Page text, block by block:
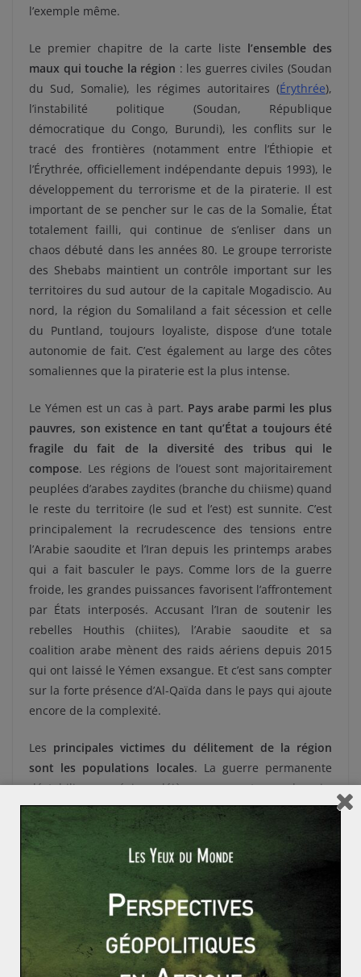
l’exemple même.
Le premier chapitre de la carte liste l’ensemble des
maux qui touche la région : les guerres civiles (Soudan
du Sud, Somalie), les régimes autoritaires (Érythrée),
l’instabilité politique (Soudan, République
démocratique du Congo, Burundi), les conflits sur le
tracé des frontières (notamment entre l’Éthiopie et
l’Érythrée, officiellement indépendante depuis 1993), le
développement du terrorisme et de la piraterie. Il est
important de se pencher sur le cas de la Somalie, État
totalement failli, qui continue de s’enliser dans un
chaos débuté dans les années 80. Le groupe terroriste
des Shebabs maintient un contrôle important sur les
territoires du sud autour de la capitale Mogadiscio. Au
nord, la région du Somaliland a fait sécession et celle
du Puntland, toujours loyaliste, dispose d’une totale
autonomie de fait. C’est également au large des côtes
somaliennes que la piraterie est la plus intense.
Le Yémen est un cas à part. Pays arabe parmi les plus
pauvres, son existence en tant qu’État a toujours été
fragile du fait de la diversité des tribus qui le
compose. Les régions de l’ouest sont majoritairement
peuplées d’arabes zaydites (branche du chiisme) quand
le reste du territoire (le sud et l’est) est sunnite. C’est
principalement la recrudescence des tensions entre
l’Arabie saoudite et l’Iran depuis les printemps arabes
qui a fait basculer le pays. Comme lors de la guerre
froide, les grandes puissances favorisent l’affrontement
par États interposés. Accusant l’Iran de soutenir les
rebelles Houthis (chiites), l’Arabie saoudite et sa
coalition arabe mènent des raids aériens depuis 2015
qui ont laissé le Yémen exsangue. Et c’est sans compter
sur la forte présence d’Al-Qaïda dans le pays qui ajoute
encore de la complexité.
Les principales victimes du délitement de la région
sont les populations locales. La guerre permanente
déstabilise ces régions déjà pauvres en temps de paix.
Depuis 2016, le Soudan du Sud, la Somalie, l’Éthiopie et
le Yémen traversent des épisodes réguliers d’urgence
alimentaire et de famine. Les conflits religieux gagnent
en intensité dans cette zone où christianisme et islam
vivent côte à côte. Surtout, ce sont les mouvements
massifs de populations qui démontrent l’étendue des
L’Éthiopie, l’Ouganda et le Kenya sont les
principaux récepteurs des flux de réfugiés des pays
voisins(les camps de Dadaab et Kakuma au Kenya sont